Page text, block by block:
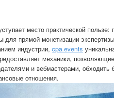
место практической пользе:
для прямой монетизации
индустрии, cpa.events
механики,
и вебмастерами, обходить
отношения.